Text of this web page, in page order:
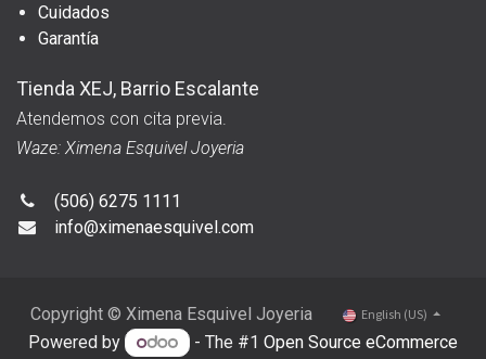
Cuidados
Garantía
Tienda XEJ, Barrio Escalante
Atendemos con cita previa.
Waze: Ximena Esquivel Joyeria
(506) 6275 1111
info@ximenaesquivel.com
Copyright © Ximena Esquivel Joyeria English (US)
Powered by - The #1 Open Source eCommerce